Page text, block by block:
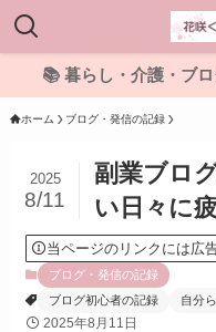
📚 暮らし・介護・ブ
ホーム ブログ・発信の記録
副業ブロ
い日々に
2025
8/11
当ページのリンクには広
ブログ・発信の記録
ブログ初心者の記録
自分
2025年8月11日